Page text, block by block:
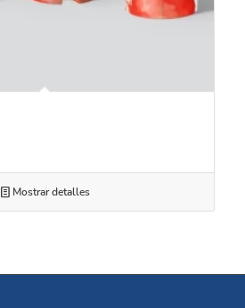
Mostrar detalles